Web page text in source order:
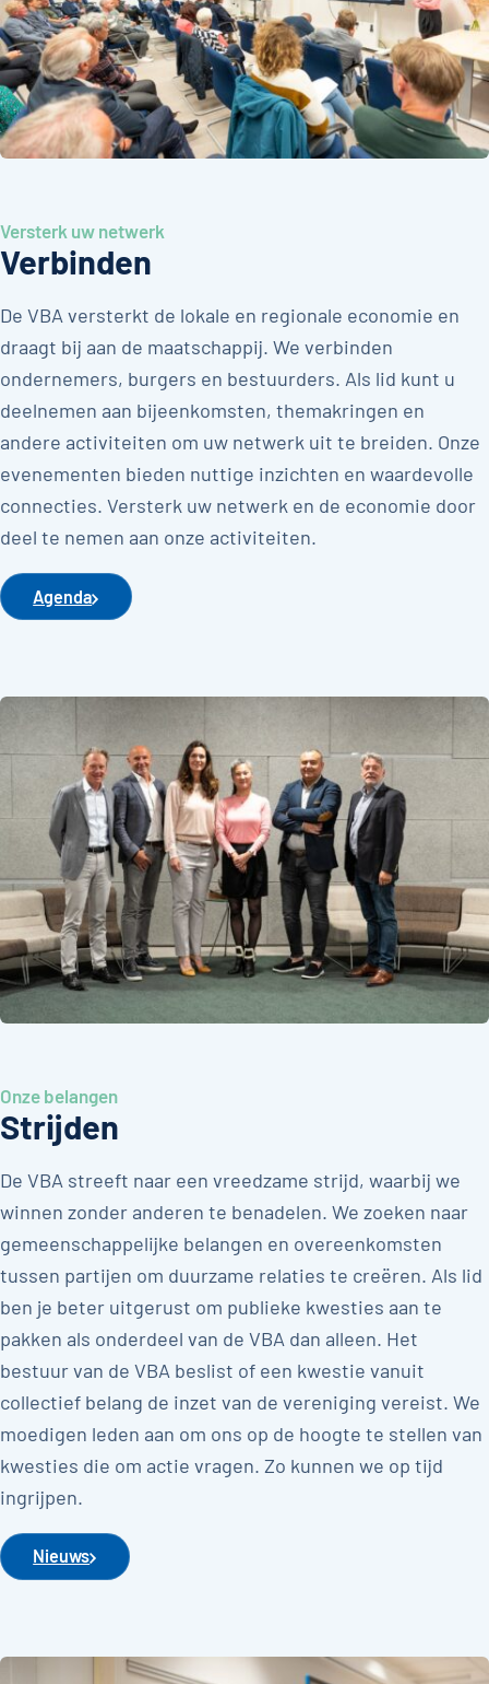
Verbinden
Versterk uw netwerk
De VBA versterkt de lokale en regionale economie en
draagt bij aan de maatschappij. We verbinden
ondernemers, burgers en bestuurders. Als lid kunt u
deelnemen aan bijeenkomsten, themakringen en
andere activiteiten om uw netwerk uit te breiden. Onze
evenementen bieden nuttige inzichten en waardevolle
connecties. Versterk uw netwerk en de economie door
deel te nemen aan onze activiteiten.
Agenda
Strijden
Onze belangen
De VBA streeft naar een vreedzame strijd, waarbij we
winnen zonder anderen te benadelen. We zoeken naar
gemeenschappelijke belangen en overeenkomsten
tussen partijen om duurzame relaties te creëren. Als lid
ben je beter uitgerust om publieke kwesties aan te
pakken als onderdeel van de VBA dan alleen. Het
bestuur van de VBA beslist of een kwestie vanuit
collectief belang de inzet van de vereniging vereist. We
moedigen leden aan om ons op de hoogte te stellen van
kwesties die om actie vragen. Zo kunnen we op tijd
ingrijpen.
Nieuws